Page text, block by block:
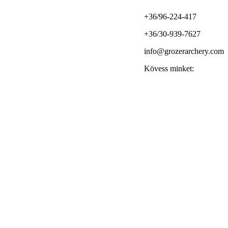
+36/96-224-417
+36/30-939-7627
info@grozerarchery.com
Kövess minket: